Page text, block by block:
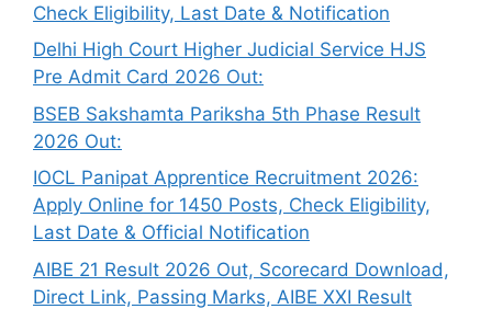
Check Eligibility, Last Date & Notification
Delhi High Court Higher Judicial Service HJS
Pre Admit Card 2026 Out:
BSEB Sakshamta Pariksha 5th Phase Result
2026 Out:
IOCL Panipat Apprentice Recruitment 2026:
Apply Online for 1450 Posts, Check Eligibility,
Last Date & Official Notification
AIBE 21 Result 2026 Out, Scorecard Download,
Direct Link, Passing Marks, AIBE XXI Result